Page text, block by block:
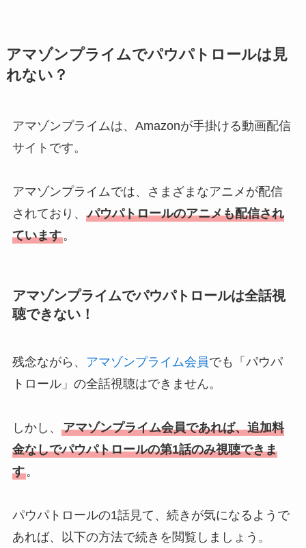
アマゾンプライムでパウパトロールは見
れない？
アマゾンプライムは、Amazonが手掛ける動画配信
サイトです。
アマゾンプライムでは、さまざまなアニメが配信
されており、 パウパトロールのアニメも配信され
ています。
アマゾンプライムでパウパトロールは全話視
聴できない！
残念ながら、 アマゾンプライム会員でも「パウパ
トロール」の全話視聴はできません。
しかし、 アマゾンプライム会員であれば、追加料
金なしでパウパトロールの第1話のみ視聴できま
す。
パウパトロールの1話見て、続きが気になるようで
あれば、以下の方法で続きを閲覧しましょう。